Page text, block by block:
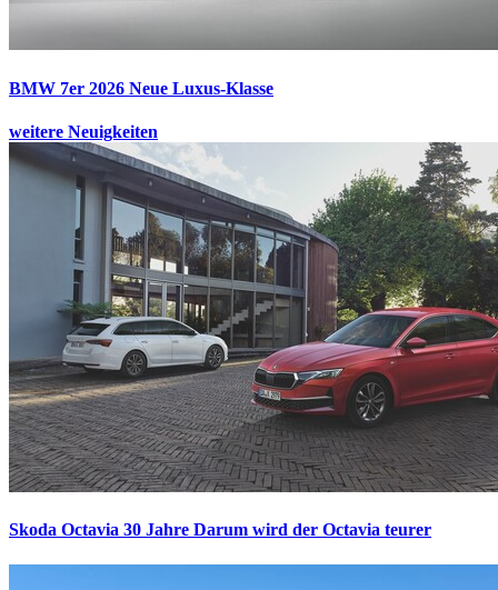
BMW 7er 2026 Neue Luxus-Klasse
weitere Neuigkeiten
Skoda Octavia 30 Jahre Darum wird der Octavia teurer